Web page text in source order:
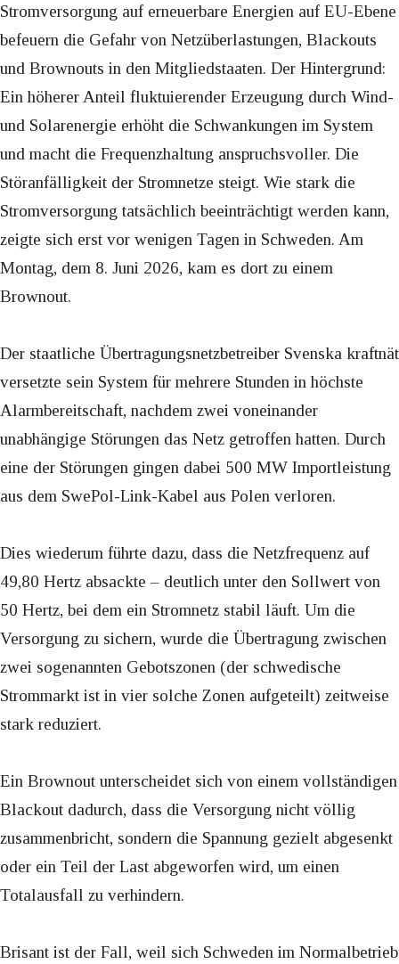
Stromversorgung auf erneuerbare Energien auf EU-Ebene
befeuern die Gefahr von Netzüberlastungen, Blackouts
und Brownouts in den Mitgliedstaaten. Der Hintergrund:
Ein höherer Anteil fluktuierender Erzeugung durch Wind-
und Solarenergie erhöht die Schwankungen im System
und macht die Frequenzhaltung anspruchsvoller. Die
Störanfälligkeit der Stromnetze steigt. Wie stark die
Stromversorgung tatsächlich beeinträchtigt werden kann,
zeigte sich erst vor wenigen Tagen in Schweden. Am
Montag, dem 8. Juni 2026, kam es dort zu einem
Brownout.
Der staatliche Übertragungsnetzbetreiber Svenska kraftnät
versetzte sein System für mehrere Stunden in höchste
Alarmbereitschaft, nachdem zwei voneinander
unabhängige Störungen das Netz getroffen hatten. Durch
eine der Störungen gingen dabei 500 MW Importleistung
aus dem SwePol-Link-Kabel aus Polen verloren.
Dies wiederum führte dazu, dass die Netzfrequenz auf
49,80 Hertz absackte – deutlich unter den Sollwert von
50 Hertz, bei dem ein Stromnetz stabil läuft. Um die
Versorgung zu sichern, wurde die Übertragung zwischen
zwei sogenannten Gebotszonen (der schwedische
Strommarkt ist in vier solche Zonen aufgeteilt) zeitweise
stark reduziert.
Ein Brownout unterscheidet sich von einem vollständigen
Blackout dadurch, dass die Versorgung nicht völlig
zusammenbricht, sondern die Spannung gezielt abgesenkt
oder ein Teil der Last abgeworfen wird, um einen
Totalausfall zu verhindern.
Brisant ist der Fall, weil sich Schweden im Normalbetrieb